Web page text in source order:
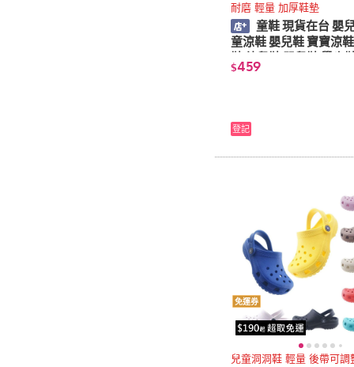
耐磨 輕量 加厚鞋墊
童鞋 現貨在台 嬰兒涼鞋 幼
童涼鞋 嬰兒鞋 寶寶涼鞋 幼兒
鞋 幼兒鞋 嬰兒鞋 學步
鞋 防滑 涼鞋
$459
登記
免運券
兒童洞洞鞋 輕量 後帶可調